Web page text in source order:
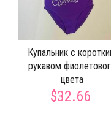
Купальник с
рукавом
цвета
$32.66